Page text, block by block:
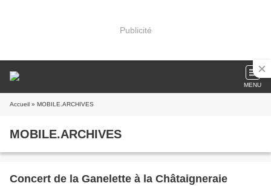
Publicité
MENU
Accueil » MOBILE.ARCHIVES
MOBILE.ARCHIVES
Concert de la Ganelette à la Châtaigneraie